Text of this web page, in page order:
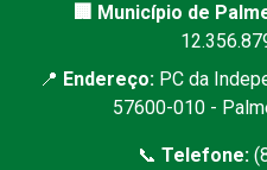
🏢 Município de
📍 Endereço: PC da
57600-010 -
📞 Telefone: